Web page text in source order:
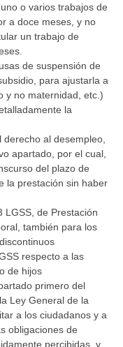
o varios trabajos de
a doce meses, y no
un trabajo de
de suspensión de
para ajustarla a
y no maternidad, etc.)
la
al desempleo,
apartado, por el cual,
del plazo de
la prestación sin haber
LGSS, de Prestación
también para los
respecto a las
de hijos
primero del
Ley General de la
a los ciudadanos y a
obligaciones de
percibidas, y